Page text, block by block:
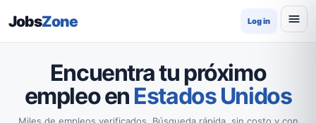
JobsZone Log in
Encuentra tu próximo
empleo en Estados Unidos